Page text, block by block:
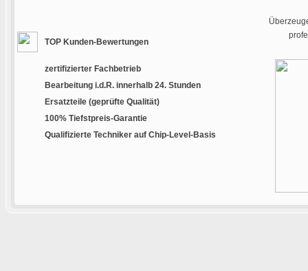
TOP Kunden-Bewertungen
zertifizierter Fachbetrieb
Bearbeitung i.d.R. innerhalb 24. Stunden
Ersatzteile (geprüfte Qualität)
100% Tiefstpreis-Garantie
Qualifizierte Techniker auf Chip-Level-Basis